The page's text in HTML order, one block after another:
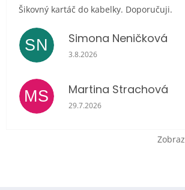
Šikovný kartáč do kabelky. Doporučuji.
SN Simona Neničková
Hodnocení obchodu je 5 z 5
3.8.2026
MS Martina Strachová
Hodnocení obchodu je 5 z 5
29.7.2026